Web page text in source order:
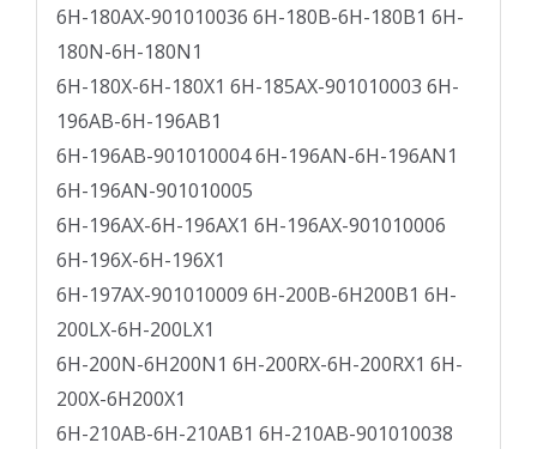
6H-180AX-901010036 6H-180B-6H-180B1 6H-
180N-6H-180N1
6H-180X-6H-180X1 6H-185AX-901010003 6H-
196AB-6H-196AB1
6H-196AB-901010004 6H-196AN-6H-196AN1
6H-196AN-901010005
6H-196AX-6H-196AX1 6H-196AX-901010006
6H-196X-6H-196X1
6H-197AX-901010009 6H-200B-6H200B1 6H-
200LX-6H-200LX1
6H-200N-6H200N1 6H-200RX-6H-200RX1 6H-
200X-6H200X1
6H-210AB-6H-210AB1 6H-210AB-901010038